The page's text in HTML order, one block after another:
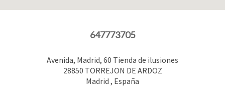
647773705
Avenida, Madrid, 60 Tienda de ilusiones
28850 TORREJON DE ARDOZ
Madrid , España